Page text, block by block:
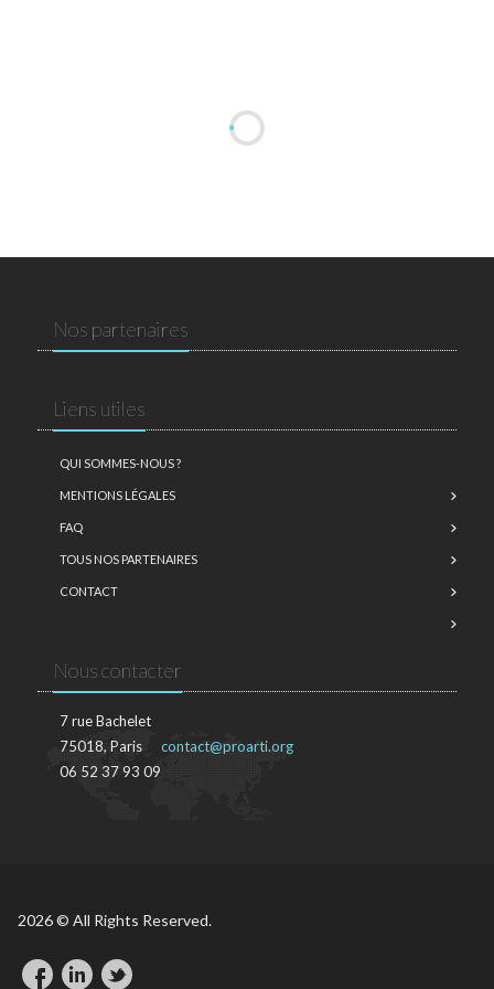
Nos partenaires
Liens utiles
QUI SOMMES-NOUS ?
MENTIONS LÉGALES
FAQ
TOUS NOS PARTENAIRES
CONTACT
Nous contacter
7 rue Bachelet
75018, Paris
06 52 37 93 09
contact@proarti.org
2026 © All Rights Reserved.